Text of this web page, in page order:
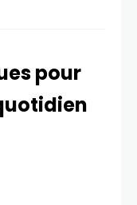
pour